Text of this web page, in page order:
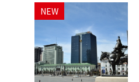
NEW